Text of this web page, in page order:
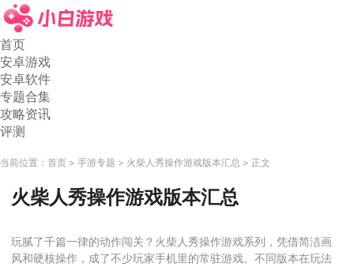
首页
安卓游戏
安卓软件
专题合集
攻略资讯
评测
当前位置： 首页 手游专题 火柴人秀操作游戏版本汇总 正文
火柴人秀操作游戏版本汇总
玩腻了千篇一律的动作闯关？火柴人秀操作游戏系列，凭借简洁画
风和硬核操作，成了不少玩家手机里的常驻游戏。不同版本在玩法